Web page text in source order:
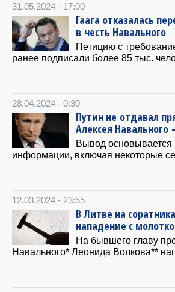
31.05.2024 - 17:00
Гаага отказалась
в честь Навального
Петицию с
ранее подписали более 85 тыс.
28.04.2024 - 0:30
Путин не отдавал
Алексея Навального
Вывод основывается
информации, включая некоторые
12.03.2024 - 23:55
В Литве на
нападение с
На бывшего главу
Навального* Леонида Волкова**